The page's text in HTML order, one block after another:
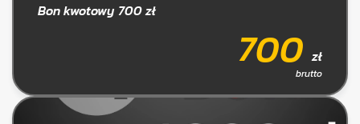
Bon kwotowy 700 zł
700zł
brutto